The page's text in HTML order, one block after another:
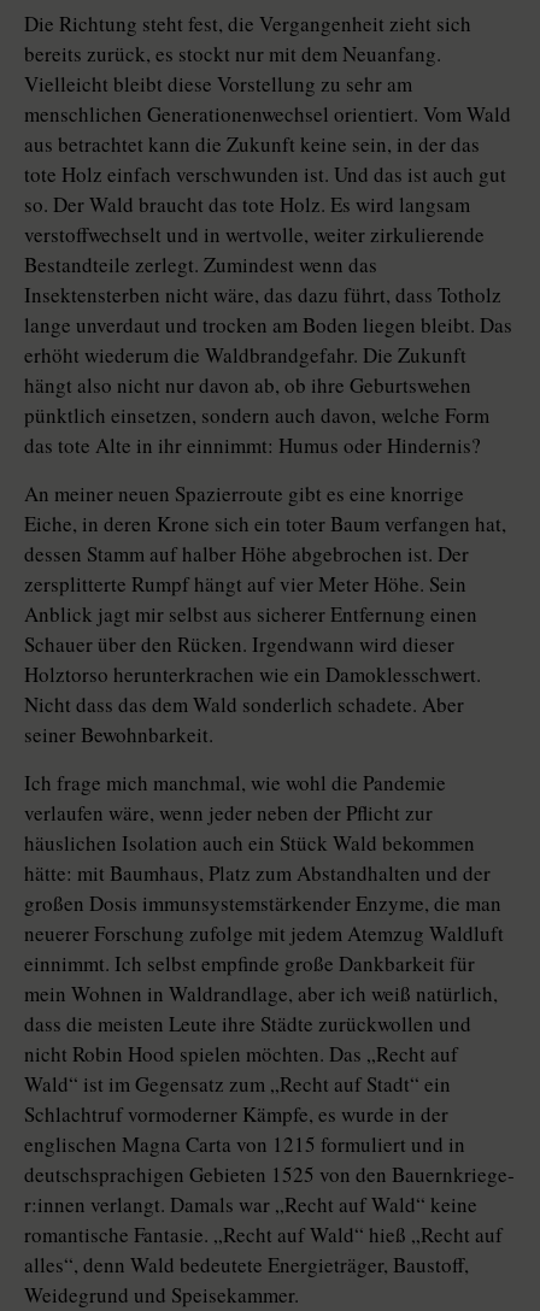
Die Richtung steht fest, die Vergangenheit zieht sich
bereits zurück, es stockt nur mit dem Neuanfang.
Vielleicht bleibt diese Vorstellung zu sehr am
menschlichen Generationenwechsel orientiert. Vom Wald
aus betrachtet kann die Zukunft keine sein, in der das
tote Holz einfach verschwunden ist. Und das ist auch gut
so. Der Wald braucht das tote Holz. Es wird langsam
verstoffwechselt und in wertvolle, weiter zirkulierende
Bestandteile zerlegt. Zumindest wenn das
Insektensterben nicht wäre, das dazu führt, dass Totholz
lange unverdaut und trocken am Boden liegen bleibt. Das
erhöht wiederum die Waldbrandgefahr. Die Zukunft
hängt also nicht nur davon ab, ob ihre Geburtswehen
pünktlich einsetzen, sondern auch davon, welche Form
das tote Alte in ihr einnimmt: Humus oder Hindernis?
An meiner neuen Spazierroute gibt es eine knorrige
Eiche, in deren Krone sich ein toter Baum verfangen hat,
dessen Stamm auf halber Höhe abgebrochen ist. Der
zersplitterte Rumpf hängt auf vier Meter Höhe. Sein
Anblick jagt mir selbst aus sicherer Entfernung einen
Schauer über den Rücken. Irgendwann wird dieser
Holztorso herunterkrachen wie ein Damoklesschwert.
Nicht dass das dem Wald sonderlich schadete. Aber
seiner Bewohnbarkeit.
Ich frage mich manchmal, wie wohl die Pandemie
verlaufen wäre, wenn jeder neben der Pflicht zur
häuslichen Isolation auch ein Stück Wald bekommen
hätte: mit Baumhaus, Platz zum Abstandhalten und der
großen Dosis immunsystemstärkender Enzyme, die man
neuerer Forschung zufolge mit jedem Atemzug Waldluft
einnimmt. Ich selbst empfinde große Dankbarkeit für
mein Wohnen in Waldrandlage, aber ich weiß natürlich,
dass die meisten Leute ihre Städte zurückwollen und
nicht Robin Hood spielen möchten. Das „Recht auf
Wald“ ist im Gegensatz zum „Recht auf Stadt“ ein
Schlachtruf vormoderner Kämpfe, es wurde in der
englischen Magna Carta von 1215 formuliert und in
deutschsprachigen Gebieten 1525 von den Bau­ern­krie­ge­
r:in­nen verlangt. Damals war „Recht auf Wald“ keine
romantische Fantasie. „Recht auf Wald“ hieß „Recht auf
alles“, denn Wald bedeutete Energieträger, Baustoff,
Weidegrund und Speisekammer.